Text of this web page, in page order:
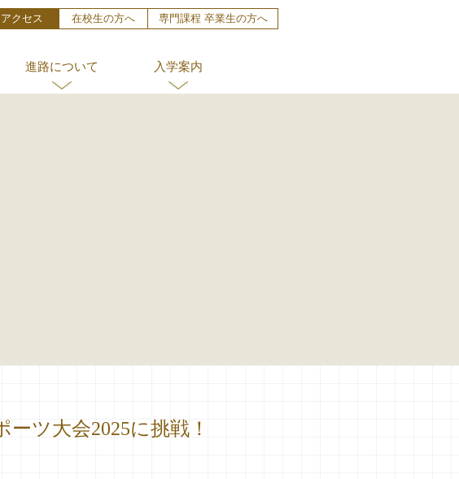
アクセス 在校生の方へ 専門課程 卒業生の方へ
進路について 入学案内
ツ大会2025に挑戦！